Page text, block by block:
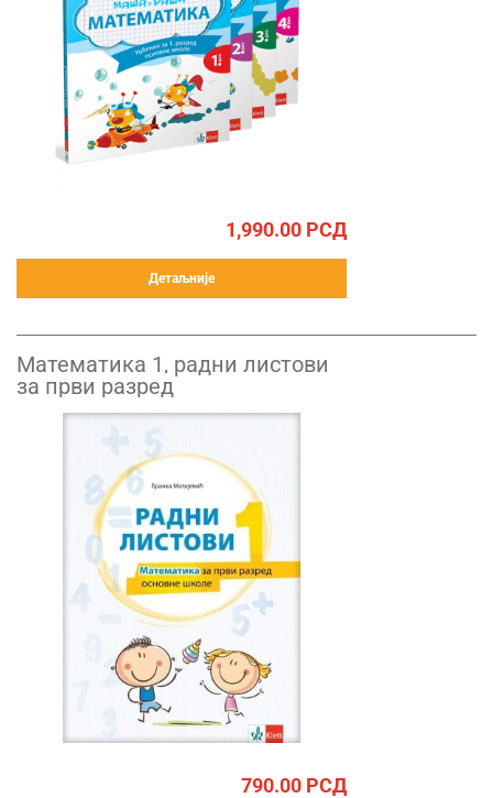
1,990.00 РСД
Детаљније
Математика 1, радни листови
за први разред
790.00 РСД